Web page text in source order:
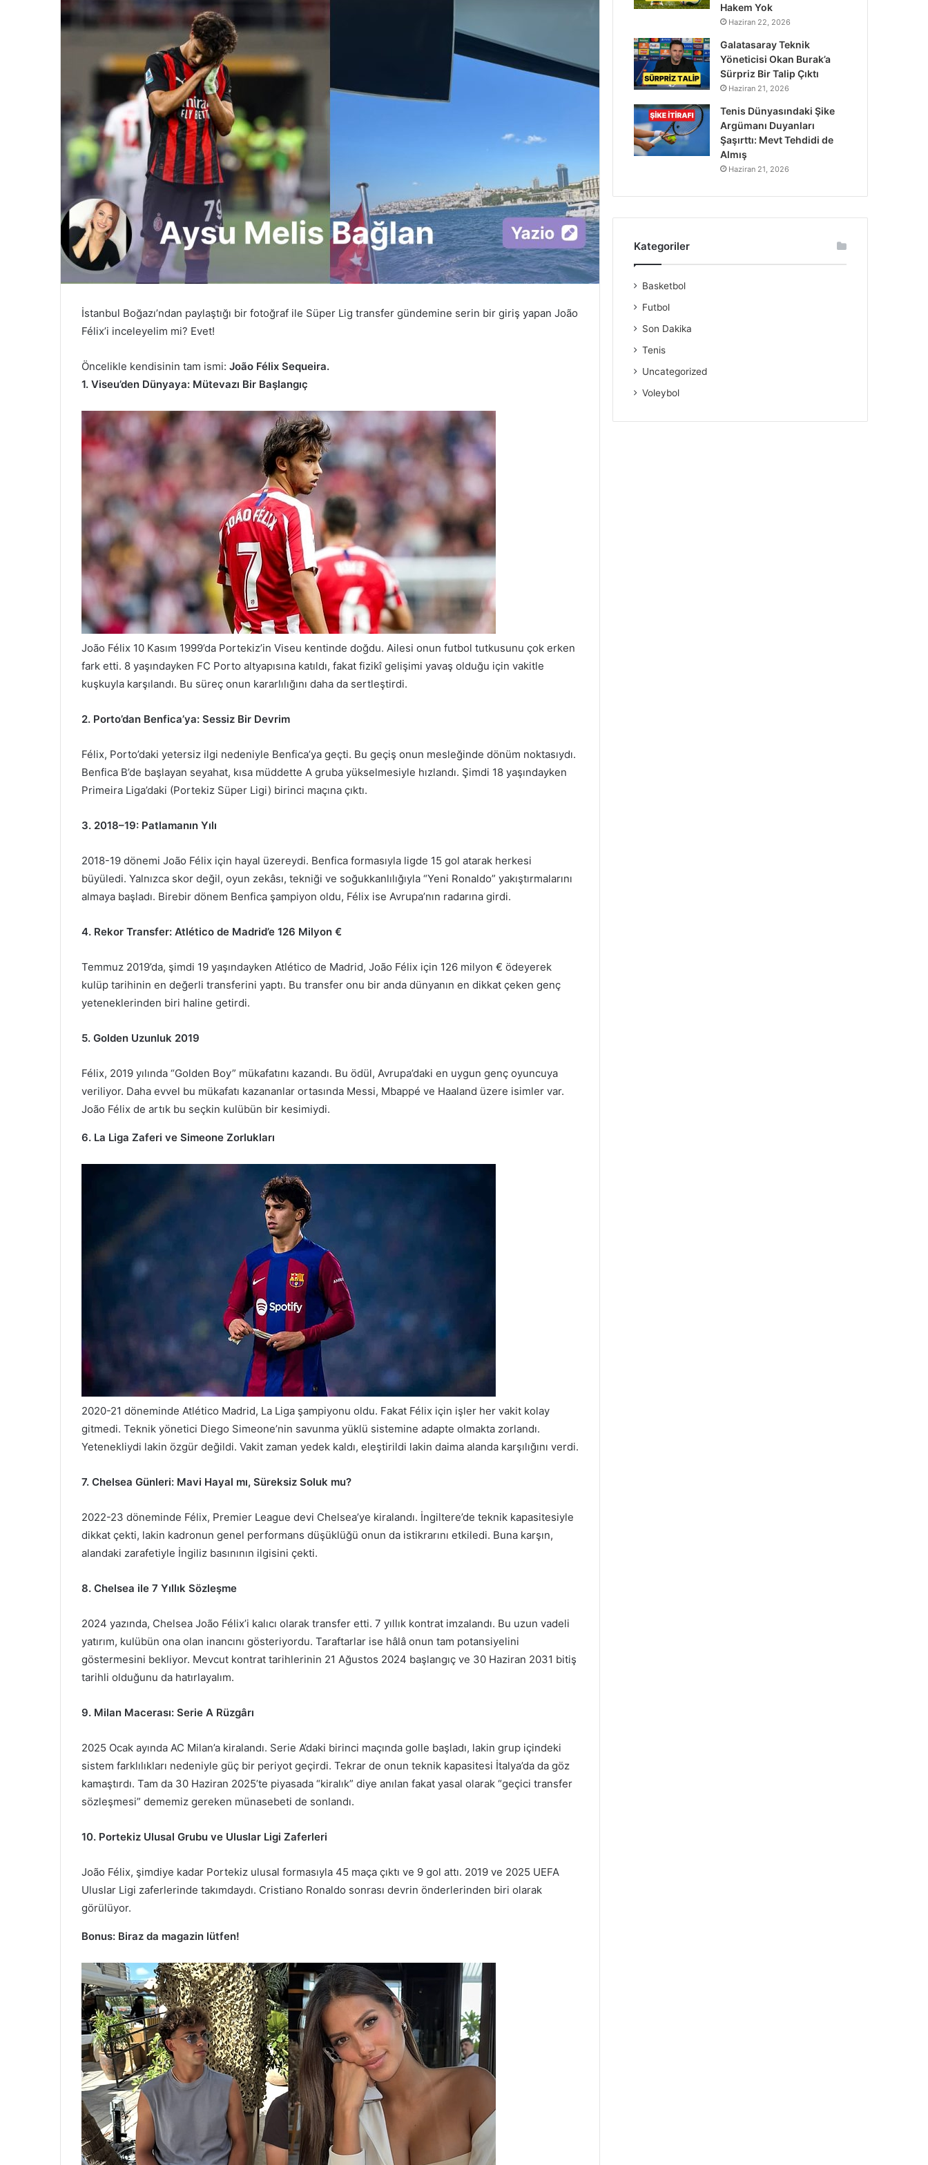
İstanbul Boğazı’ndan paylaştığı bir fotoğraf ile Süper Lig transfer gündemine serin bir giriş yapan João
Félix’i inceleyelim mi? Evet!
Öncelikle kendisinin tam ismi: João Félix Sequeira.
1. Viseu’den Dünyaya: Mütevazı Bir Başlangıç
João Félix 10 Kasım 1999’da Portekiz’in Viseu kentinde doğdu. Ailesi onun futbol tutkusunu çok erken
fark etti. 8 yaşındayken FC Porto altyapısına katıldı, fakat fizikî gelişimi yavaş olduğu için vakitle
kuşkuyla karşılandı. Bu süreç onun kararlılığını daha da sertleştirdi.
2. Porto’dan Benfica’ya: Sessiz Bir Devrim
Félix, Porto’daki yetersiz ilgi nedeniyle Benfica’ya geçti. Bu geçiş onun mesleğinde dönüm noktasıydı.
Benfica B’de başlayan seyahat, kısa müddette A gruba yükselmesiyle hızlandı. Şimdi 18 yaşındayken
Primeira Liga’daki (Portekiz Süper Ligi) birinci maçına çıktı.
3. 2018–19: Patlamanın Yılı
2018-19 dönemi João Félix için hayal üzereydi. Benfica formasıyla ligde 15 gol atarak herkesi
büyüledi. Yalnızca skor değil, oyun zekâsı, tekniği ve soğukkanlılığıyla “Yeni Ronaldo” yakıştırmalarını
almaya başladı. Birebir dönem Benfica şampiyon oldu, Félix ise Avrupa’nın radarına girdi.
4. Rekor Transfer: Atlético de Madrid’e 126 Milyon €
Temmuz 2019’da, şimdi 19 yaşındayken Atlético de Madrid, João Félix için 126 milyon € ödeyerek
kulüp tarihinin en değerli transferini yaptı. Bu transfer onu bir anda dünyanın en dikkat çeken genç
yeteneklerinden biri haline getirdi.
5. Golden Uzunluk 2019
Félix, 2019 yılında “Golden Boy” mükafatını kazandı. Bu ödül, Avrupa’daki en uygun genç oyuncuya
veriliyor. Daha evvel bu mükafatı kazananlar ortasında Messi, Mbappé ve Haaland üzere isimler var.
João Félix de artık bu seçkin kulübün bir kesimiydi.
6. La Liga Zaferi ve Simeone Zorlukları
2020-21 döneminde Atlético Madrid, La Liga şampiyonu oldu. Fakat Félix için işler her vakit kolay
gitmedi. Teknik yönetici Diego Simeone’nin savunma yüklü sistemine adapte olmakta zorlandı.
Yetenekliydi lakin özgür değildi. Vakit zaman yedek kaldı, eleştirildi lakin daima alanda karşılığını verdi.
7. Chelsea Günleri: Mavi Hayal mı, Süreksiz Soluk mu?
2022-23 döneminde Félix, Premier League devi Chelsea’ye kiralandı. İngiltere’de teknik kapasitesiyle
dikkat çekti, lakin kadronun genel performans düşüklüğü onun da istikrarını etkiledi. Buna karşın,
alandaki zarafetiyle İngiliz basınının ilgisini çekti.
8. Chelsea ile 7 Yıllık Sözleşme
2024 yazında, Chelsea João Félix’i kalıcı olarak transfer etti. 7 yıllık kontrat imzalandı. Bu uzun vadeli
yatırım, kulübün ona olan inancını gösteriyordu. Taraftarlar ise hâlâ onun tam potansiyelini
göstermesini bekliyor. Mevcut kontrat tarihlerinin 21 Ağustos 2024 başlangıç ve 30 Haziran 2031 bitiş
tarihli olduğunu da hatırlayalım.
9. Milan Macerası: Serie A Rüzgârı
2025 Ocak ayında AC Milan’a kiralandı. Serie A’daki birinci maçında golle başladı, lakin grup içindeki
sistem farklılıkları nedeniyle güç bir periyot geçirdi. Tekrar de onun teknik kapasitesi İtalya’da da göz
kamaştırdı. Tam da 30 Haziran 2025’te piyasada “kiralık” diye anılan fakat yasal olarak “geçici transfer
sözleşmesi” dememiz gereken münasebeti de sonlandı.
10. Portekiz Ulusal Grubu ve Uluslar Ligi Zaferleri
João Félix, şimdiye kadar Portekiz ulusal formasıyla 45 maça çıktı ve 9 gol attı. 2019 ve 2025 UEFA
Uluslar Ligi zaferlerinde takımdaydı. Cristiano Ronaldo sonrası devrin önderlerinden biri olarak
görülüyor.
Bonus: Biraz da magazin lütfen!
Hakem Yok
Haziran 22, 2026
Galatasaray Teknik
Yöneticisi Okan Burak’a
Sürpriz Bir Talip Çıktı
Haziran 21, 2026
Tenis Dünyasındaki Şike
Argümanı Duyanları
Şaşırttı: Mevt Tehdidi de
Almış
Haziran 21, 2026
Kategoriler
Basketbol
Futbol
Son Dakika
Tenis
Uncategorized
Voleybol